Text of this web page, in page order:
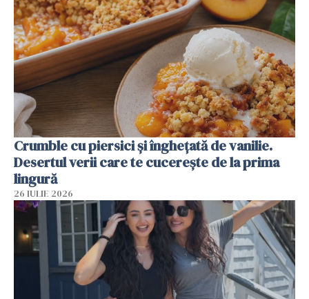
Crumble cu piersici și înghețată de vanilie.
Desertul verii care te cucerește de la prima
lingură
26 IULIE 2026